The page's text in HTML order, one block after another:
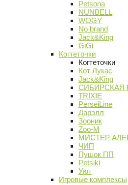
Petsona
NUNBELL
WOGY
No brand
Jack&King
GiGi
Когтеточки
Когтеточки
Кот Лукас
Jack&King
СИБИРСКАЯ
TRIXIE
PerseiLine
Дарэлл
Зооник
Zoo-M
МИСТЕР
ЧИП
Пушок ПП
Petsiki
Уют
Игровые комплексы